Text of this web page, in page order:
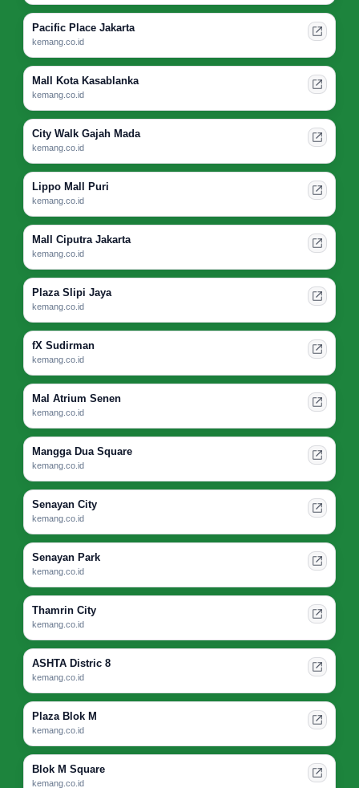
Pacific Place Jakarta
kemang.co.id
Mall Kota Kasablanka
kemang.co.id
City Walk Gajah Mada
kemang.co.id
Lippo Mall Puri
kemang.co.id
Mall Ciputra Jakarta
kemang.co.id
Plaza Slipi Jaya
kemang.co.id
fX Sudirman
kemang.co.id
Mal Atrium Senen
kemang.co.id
Mangga Dua Square
kemang.co.id
Senayan City
kemang.co.id
Senayan Park
kemang.co.id
Thamrin City
kemang.co.id
ASHTA Distric 8
kemang.co.id
Plaza Blok M
kemang.co.id
Blok M Square
kemang.co.id